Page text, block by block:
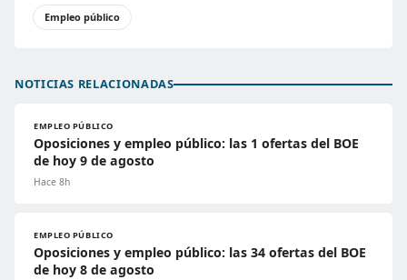
Empleo público
NOTICIAS RELACIONADAS
EMPLEO PÚBLICO
Oposiciones y empleo público: las 1 ofertas del BOE
de hoy 9 de agosto
Hace 8h
EMPLEO PÚBLICO
Oposiciones y empleo público: las 34 ofertas del BOE
de hoy 8 de agosto